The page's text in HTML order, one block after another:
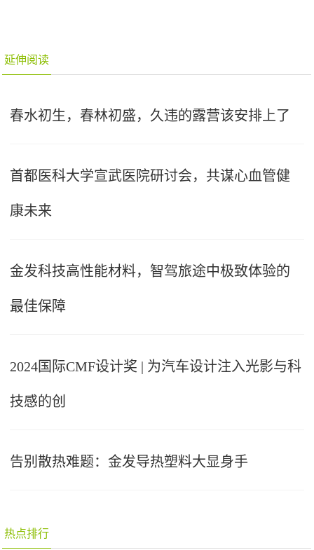
延伸阅读
春水初生，春林初盛，久违的露营该安排上了
首都医科大学宣武医院研讨会，共谋心血管健
康未来
金发科技高性能材料，智驾旅途中极致体验的
最佳保障
2024国际CMF设计奖 | 为汽车设计注入光影与科
技感的创
告别散热难题：金发导热塑料大显身手
热点排行